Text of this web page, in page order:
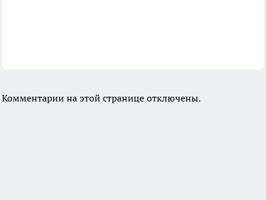
Комментарии на этой странице отключены.